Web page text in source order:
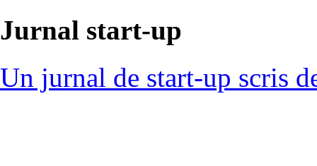
Jurnal start-up
Un jurnal de start-up scris